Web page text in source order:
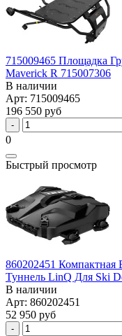
715009465 Площадка
Maverick R 715007306
В наличии
Арт: 715009465
196 550 руб
0
Быстрый просмотр
860202451
Туннель LinQ Для Ski
В наличии
Арт: 860202451
52 950 руб